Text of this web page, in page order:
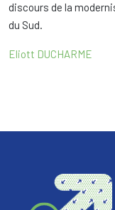
discours de la
du Sud.
Eliott DUCHARME